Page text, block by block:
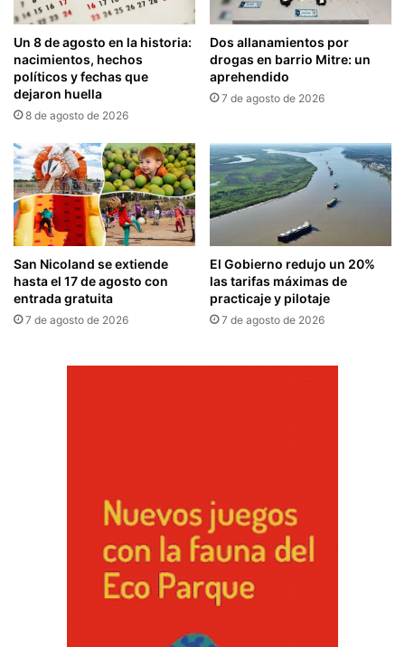
Un 8 de agosto en la historia:
nacimientos, hechos
políticos y fechas que
dejaron huella
8 de agosto de 2026
Dos allanamientos por
drogas en barrio Mitre: un
aprehendido
7 de agosto de 2026
San Nicoland se extiende
hasta el 17 de agosto con
entrada gratuita
7 de agosto de 2026
El Gobierno redujo un 20%
las tarifas máximas de
practicaje y pilotaje
7 de agosto de 2026